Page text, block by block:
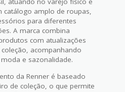
catálogo amplo de roupas,
para diferentes
A marca combina
com atualizações
acompanhando
e sazonalidade.
da Renner é baseado
de coleção, o que permite